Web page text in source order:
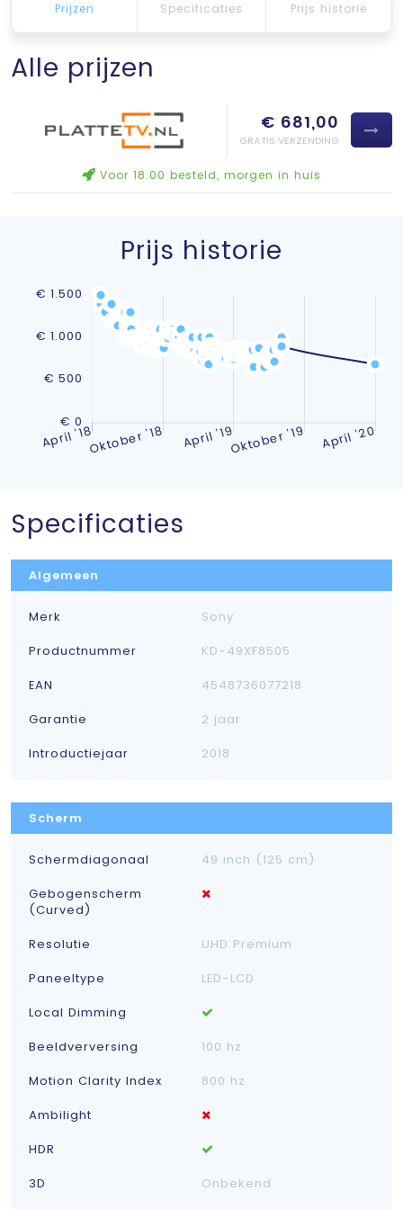
Prijzen Specificaties Prijs historie
Alle prijzen
Voor 18.00 besteld, morgen in huis
€ 681,00
GRATIS VERZENDING
Prijs historie
Specificaties
Algemeen
Merk
Sony
Productnummer
KD-49XF8505
EAN
4548736077218
Garantie
2 jaar
Introductiejaar
2018
Scherm
Schermdiagonaal
49 inch (125 cm)
Gebogenscherm
(Curved)
Resolutie
UHD Premium
Paneeltype
LED-LCD
Local Dimming
Beeldverversing
100 hz
Motion Clarity Index
800 hz
Ambilight
HDR
3D
Onbekend